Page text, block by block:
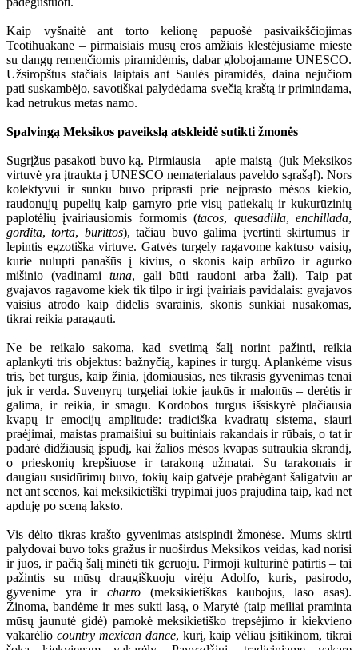
Kaip vyšnaitė ant torto kelionę papuošė pasivaikščiojimas
Teotihuakane – pirmaisiais mūsų eros amžiais klestėjusiame mieste
su dangų remenčiomis piramidėmis, dabar globojamame UNESCO.
Užsiropštus stačiais laiptais ant Saulės piramidės, daina nejučiom
pati suskambėjo, savotiškai palydėdama svečią kraštą ir primindama,
kad netrukus metas namo.
Spalvingą Meksikos paveikslą atskleidė sutikti žmonės
Sugrįžus pasakoti buvo ką. Pirmiausia – apie maistą (juk Meksikos
virtuvė yra įtraukta į UNESCO nematerialaus paveldo sąrašą!). Nors
kolektyvui ir sunku buvo priprasti prie neįprasto mėsos kiekio,
raudonųjų pupelių kaip garnyro prie visų patiekalų ir kukurūzinių
paplotėlių įvairiausiomis formomis (tacos, quesadilla, enchillada,
gordita, torta, burittos), tačiau buvo galima įvertinti skirtumus ir
lepintis egzotiška virtuve. Gatvės turgely ragavome kaktuso vaisių,
kurie nulupti panašūs į kivius, o skonis kaip arbūzo ir agurko
mišinio (vadinamituna, gali būti raudoni arba žali). Taip pat
gvajavos ragavome kiek tik tilpo ir irgi įvairiais pavidalais: gvajavos
vaisius atrodo kaip didelis svarainis, skonis sunkiai nusakomas,
tikrai reikia paragauti.
Ne be reikalo sakoma, kad svetimą šalį norint pažinti, reikia
aplankyti tris objektus: bažnyčią, kapines ir turgų. Aplankėme visus
tris, bet turgus, kaip žinia, įdomiausias, nes tikrasis gyvenimas tenai
juk ir verda. Suvenyrų turgeliai tokie jaukūs ir malonūs– derėtis ir
galima, ir reikia, ir smagu. Kordobos turgus išsiskyrė plačiausia
kvapų ir emocijų amplitude: tradiciška kvadratų sistema, siauri
praėjimai, maistas pramaišiui su buitiniais rakandais ir rūbais, o tat ir
padarė didžiausią įspūdį, kai žalios mėsos kvapas sutraukia skrandį,
o prieskonių krepšiuose ir tarakoną užmatai. Su tarakonais ir
daugiau susidūrimų buvo, tokių kaip gatvėje prabėgant šaligatviu ar
net ant scenos, kai meksikietiški trypimai juos prajudina taip, kad net
apduję po sceną laksto.
Vis dėlto tikras krašto gyvenimas atsispindi žmonėse. Mums skirti
palydovai buvo toks gražus ir nuoširdus Meksikos veidas, kad norisi
ir juos, ir pačią šalį minėti tik geruoju. Pirmoji kultūrinė patirtis – tai
pažintis su mūsų draugiškuoju virėju Adolfo, kuris, pasirodo,
gyvenime yra ircharro (meksikietiškas kaubojus, laso asas).
Žinoma, bandėme ir mes sukti lasą, o Marytė (taip meiliai praminta
mūsų jaunutė gidė) pamokė meksikietiško trepsėjimo ir kiekvieno
vakarėlio country mexican dance, kurį, kaip vėliau įsitikinom, tikrai